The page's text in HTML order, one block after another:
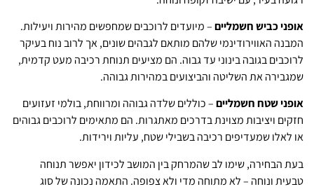
אופני כביש חשמליים– מיועדים לרוכבים שמחפשים מהירות ויעילות.
המבנה האווירודינמי שלהם מותאם לגבהים שונים, אך לרוב נוח בעיקר
לרוכבים בגובה בינוני עד גבוה. הם מציעים תנוחת רכיבה מעט קדמית,
שמגבירה את השליטה והביצועים במהירות גבוהה.
אופני שטח חשמליים– כוללים שלדה גבוהה ומרווחת, בולמי זעזועים
חזקים ויציבות מצוינת בדרכים מאתגרות. הם מתאימים לרוכבים גבוהים
או לאלו שמעדיפים רכיבה בשבילי שטח, עליות וירידות.
בעת הבחירה, שימו לב שהמרחק בין המושב לכידון יאפשר תנוחה
טבעית ונוחה – לא מתוחה מדי ולא צפופה. התאמה נכונה של סוג